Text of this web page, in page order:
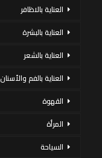
العناية بالاظافر
العناية بالبشرة
العناية بالشعر
العناية بالفم والأسنان
القهوة
المرأة
السياحة